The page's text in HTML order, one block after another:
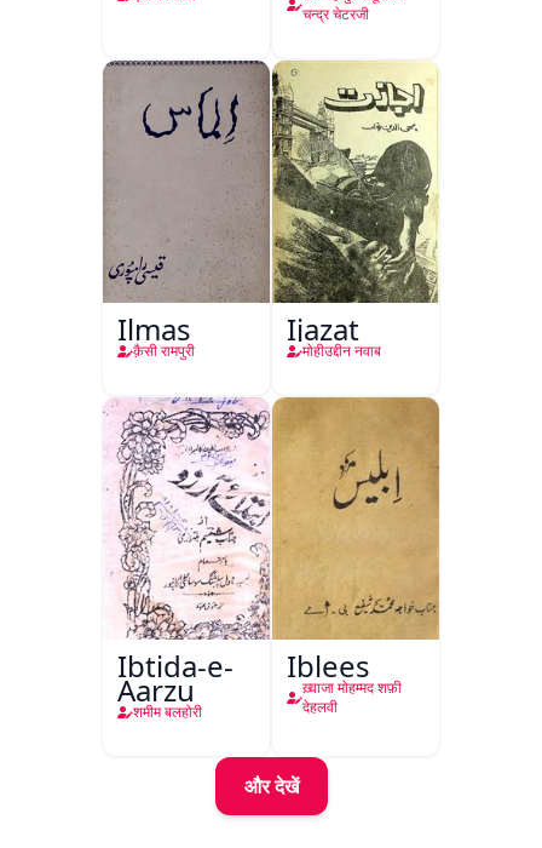
चन्द्र चेटरजी
Ilmas
क़ैसी रामपुरी
Ijazat
मोहीउद्दीन नवाब
Ibtida-e-
Aarzu
शमीम बलहोरी
Iblees
ख़्वाजा मोहम्मद शफ़ी
देहलवी
और देखें